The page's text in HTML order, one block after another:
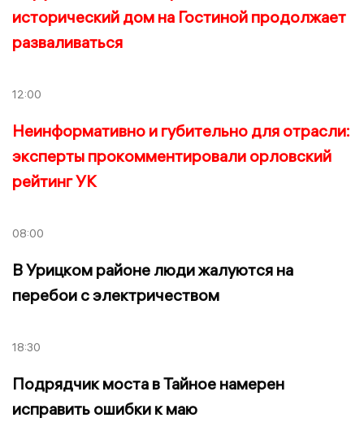
исторический дом на Гостиной продолжает
разваливаться
12:00
Неинформативно и губительно для отрасли:
эксперты прокомментировали орловский
рейтинг УК
08:00
В Урицком районе люди жалуются на
перебои с электричеством
18:30
Подрядчик моста в Тайное намерен
исправить ошибки к маю